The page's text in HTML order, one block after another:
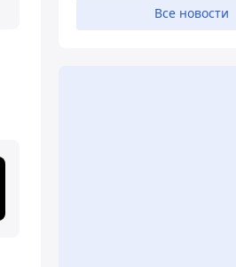
Все новости